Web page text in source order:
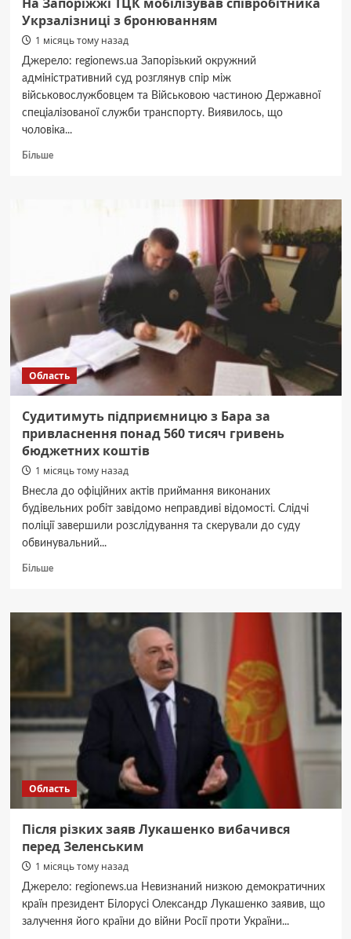
Укрзалізниці з бронюванням
1 місяць тому назад
Джерело: regionews.ua Запорізький окружний
адміністративний суд розглянув спір між
військовослужбовцем та Військовою частиною Державної
спеціалізованої служби транспорту. Виявилось, що
чоловіка...
БільшеДокладніше
бронюванням
Область
Судитимуть підприємницю з Бара за
привласнення понад 560 тисяч гривень
бюджетних коштів
1 місяць тому назад
Внесла до офіційних актів приймання виконаних
будівельних робіт завідомо неправдиві відомості. Слідчі
поліції завершили розслідування та скерували до суду
обвинувальний...
БільшеДокладніше
підприємницю
Бара
560
тисяч
гривень
бюджетних
коштів
Область
Після різких заяв Лукашенко вибачився
перед Зеленським
1 місяць тому назад
Джерело: regionews.ua Невизнаний низкою демократичних
країн президент Білорусі Олександр Лукашенко заявив, що
залучення його країни до війни Росії проти України...